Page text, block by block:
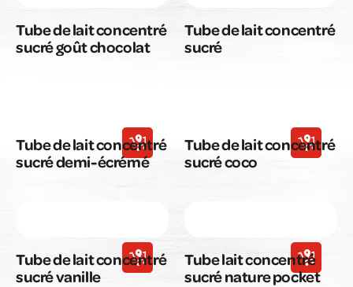
Tube de lait concentré
sucré goût chocolat
Tube de lait concentré
sucré
Tube de lait concentré
sucré demi-écrémé
Tube de lait concentré
sucré coco
Tube de lait concentré
sucré vanille
Tube lait concentré
sucré nature pocket